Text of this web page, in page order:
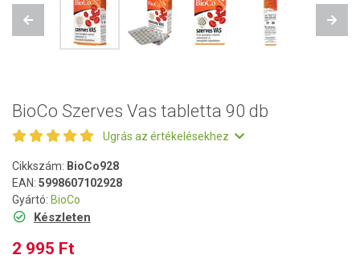
Previous Next
BioCo Szerves Vas tabletta 90 db
Ugrás az értékelésekhez
Cikkszám: BioCo928
EAN: 5998607102928
Gyártó: BioCo
Készleten
2 995 Ft